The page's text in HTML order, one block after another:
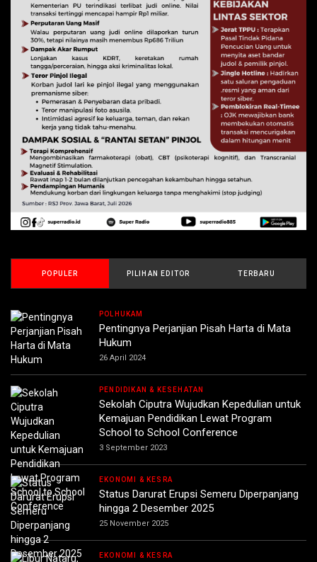
POPULER PILIHAN EDITOR TERBARU
POLHUKAM
Pentingnya Perjanjian Pisah Harta di Mata
Hukum
26 April 2024
PENDIDIKAN & KESEHATAN
Sekolah Ciputra Wujudkan Kepedulian untuk
Kemajuan Pendidikan Lewat Program
School to School Conference
3 September 2023
EKONOMI & KESRA
Status Darurat Erupsi Semeru Diperpanjang
hingga 2 Desember 2025
25 November 2025
EKONOMI & KESRA